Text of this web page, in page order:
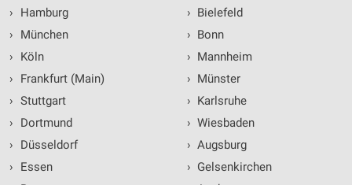
›
Hamburg
›
München
›
Köln
›
Frankfurt (Main)
› Stuttgart
›
Dortmund
›
Düsseldorf
›
Essen
› Bielefeld
› Bonn
› Mannheim
› Münster
› Karlsruhe
› Wiesbaden
› Augsburg
› Gelsenkirchen